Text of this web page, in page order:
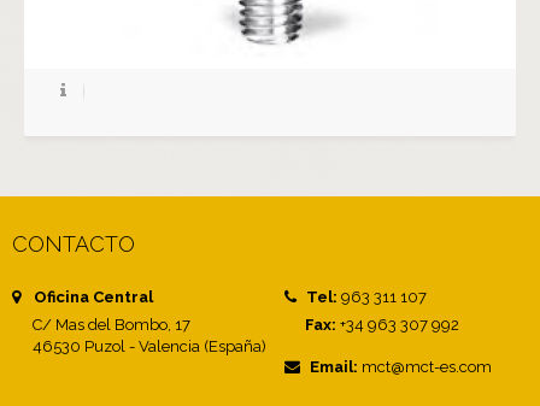
CONTACTO
Oficina Central
C/ Mas del Bombo, 17
46530 Puzol - Valencia (España)
Tel: 963 311 107
Fax: +34 963 307 992
Email: mct@mct-es.com